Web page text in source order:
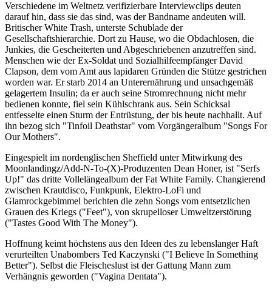
Verschiedene im Weltnetz verifizierbare Interviewclips deuten
darauf hin, dass sie das sind, was der Bandname andeuten will.
Britischer White Trash, unterste Schublade der
Gesellschaftshierarchie. Dort zu Hause, wo die Obdachlosen, die
Junkies, die Gescheiterten und Abgeschriebenen anzutreffen sind.
Menschen wie der Ex-Soldat und Sozialhilfeempfänger David
Clapson, dem vom Amt aus lapidaren Gründen die Stütze gestrichen
worden war. Er starb 2014 an Unterernährung und unsachgemäß
gelagertem Insulin; da er auch seine Stromrechnung nicht mehr
bedienen konnte, fiel sein Kühlschrank aus. Sein Schicksal
entfesselte einen Sturm der Entrüstung, der bis heute nachhallt. Auf
ihn bezog sich "Tinfoil Deathstar" vom Vorgängeralbum "Songs For
Our Mothers".
Eingespielt im nordenglischen Sheffield unter Mitwirkung des
Moonlandingz/Add-N-To-(X)-Produzenten Dean Honer, ist "Serfs
Up!" das dritte Vollelängealbum der Fat White Family. Changierend
zwischen Krautdisco, Funkpunk, Elektro-LoFi und
Glamrockgebimmel berichten die zehn Songs vom entsetzlichen
Grauen des Kriegs ("Feet"), von skrupelloser Umweltzerstörung
("Tastes Good With The Money").
Hoffnung keimt höchstens aus den Ideen des zu lebenslanger Haft
verurteilten Unabombers Ted Kaczynski ("I Believe In Something
Better"). Selbst die Fleischeslust ist der Gattung Mann zum
Verhängnis geworden ("Vagina Dentata").